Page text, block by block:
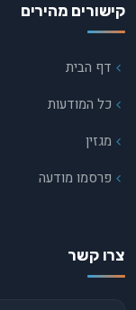
קישורים מהירים
דף הבית
כל המודעות
מגזין
פרסמו מודעה
צרו קשר